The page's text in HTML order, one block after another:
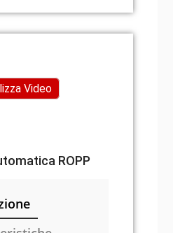
Video
ROPP